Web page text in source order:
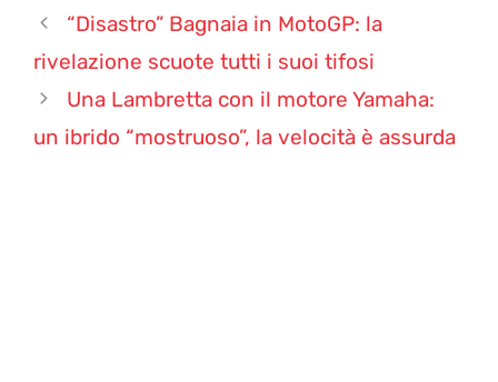
“Disastro” Bagnaia in MotoGP: la
rivelazione scuote tutti i suoi tifosi
Una Lambretta con il motore Yamaha:
un ibrido “mostruoso”, la velocità è assurda